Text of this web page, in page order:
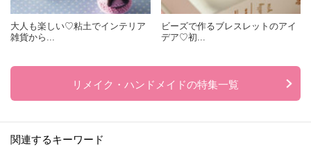
大人も楽しい♡粘土でインテリア
雑貨から...
ビーズで作るブレスレットのアイ
デア♡初...
リメイク・ハンドメイドの特集一覧
関連するキーワード